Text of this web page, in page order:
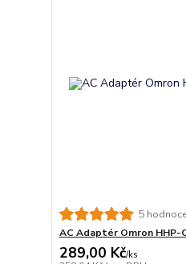
5
AC Adaptér Omron HHP-
289,00 Kč/ks